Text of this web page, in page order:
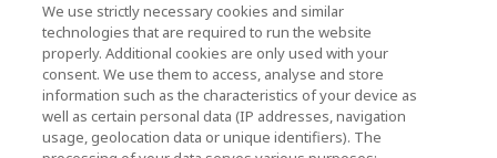
KIOXIA Holdings Corporation (Societário /
Relações com Investidores)
KIOXIA Holdings Corporation Home
Relações com investidores
We use strictly necessary cookies and similar
technologies that are required to run the website
properly. Additional cookies are only used with your
consent. We use them to access, analyse and store
information such as the characteristics of your device as
well as certain personal data (IP addresses, navigation
usage, geolocation data or unique identifiers). The